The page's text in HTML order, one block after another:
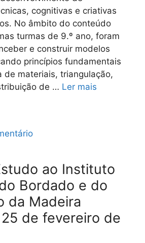
cognitivas e criativas
No âmbito do conteúdo
turmas de 9.º ano, foram
e construir modelos
princípios fundamentais
de materiais, triangulação,
de … Ler mais
ao Instituto
Bordado e do
da Madeira
de fevereiro de